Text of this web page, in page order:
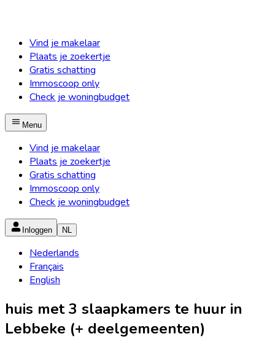
Vind je makelaar
Plaats je zoekertje
Gratis schatting
Immoscoop only
Check je woningbudget
Menu
Vind je makelaar
Plaats je zoekertje
Gratis schatting
Immoscoop only
Check je woningbudget
Inloggen NL
Nederlands
Français
English
huis met 3 slaapkamers te huur in
Lebbeke (+ deelgemeenten)